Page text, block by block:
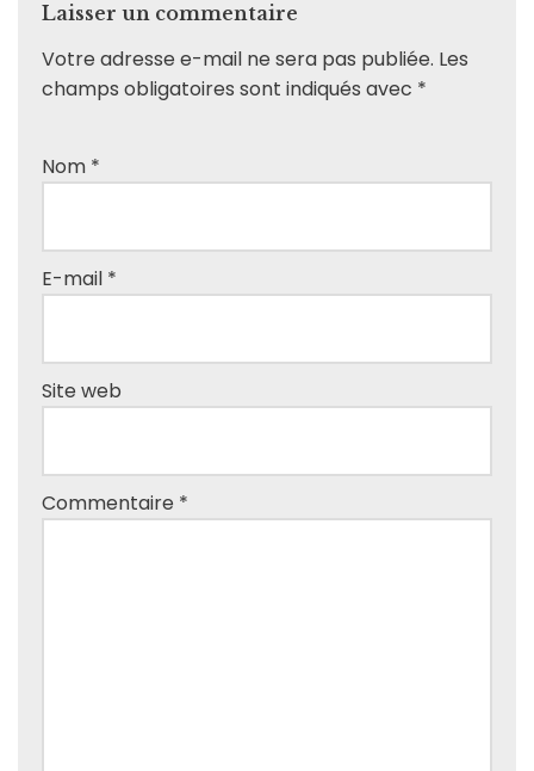
Laisser un commentaire
Votre adresse e-mail ne sera pas publiée. Les
champs obligatoires sont indiqués avec *
Nom *
E-mail *
Site web
Commentaire *